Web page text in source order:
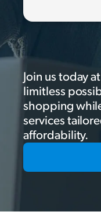
Join us today
limitless
shopping
services
affordability.